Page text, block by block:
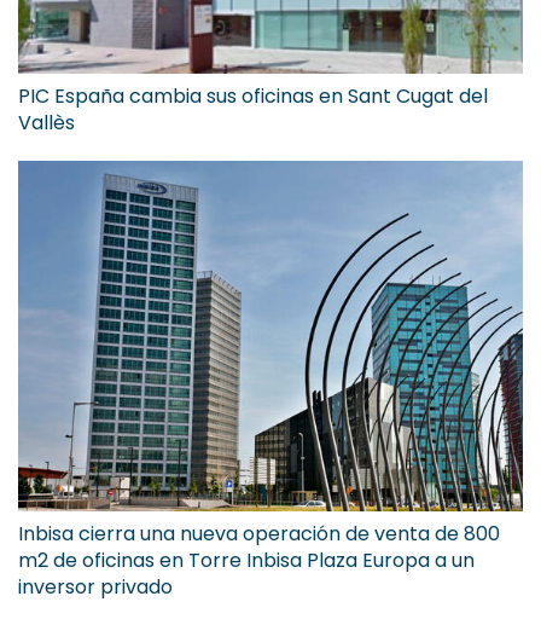
PIC España cambia sus oficinas en Sant Cugat del
Vallès
Inbisa cierra una nueva operación de venta de 800
m2 de oficinas en Torre Inbisa Plaza Europa a un
inversor privado